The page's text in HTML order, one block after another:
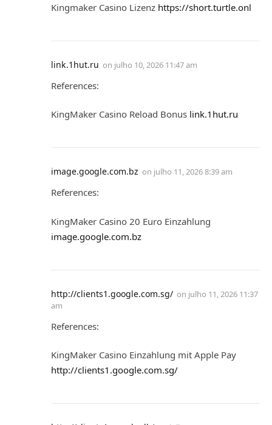
Kingmaker Casino Lizenz https://short.turtle.onl
link.1hut.ru on julho 10, 2026 11:47 am
References:
KingMaker Casino Reload Bonus link.1hut.ru
image.google.com.bz on julho 11, 2026 8:39 am
References:
KingMaker Casino 20 Euro Einzahlung
image.google.com.bz
http://clients1.google.com.sg/ on julho 11, 2026 11:37
am
References:
KingMaker Casino Einzahlung mit Apple Pay
http://clients1.google.com.sg/